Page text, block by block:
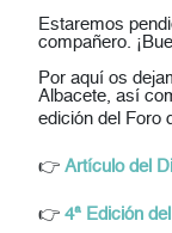
Estaremos
compañero.
Por aquí os
Albacete, así
edición del Foro
👉 Artículo del
👉 4ª Edición